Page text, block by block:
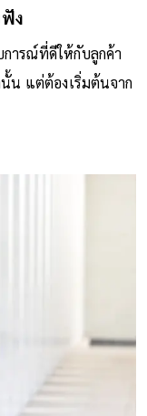
ง
การณ์ที่ดีให้กับลูกค้า
น แต่ต้องเริ่มต้นจาก